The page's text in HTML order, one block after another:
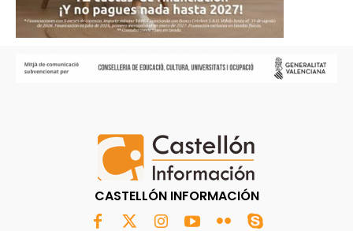
CASTELLÓN INFORMACIÓN